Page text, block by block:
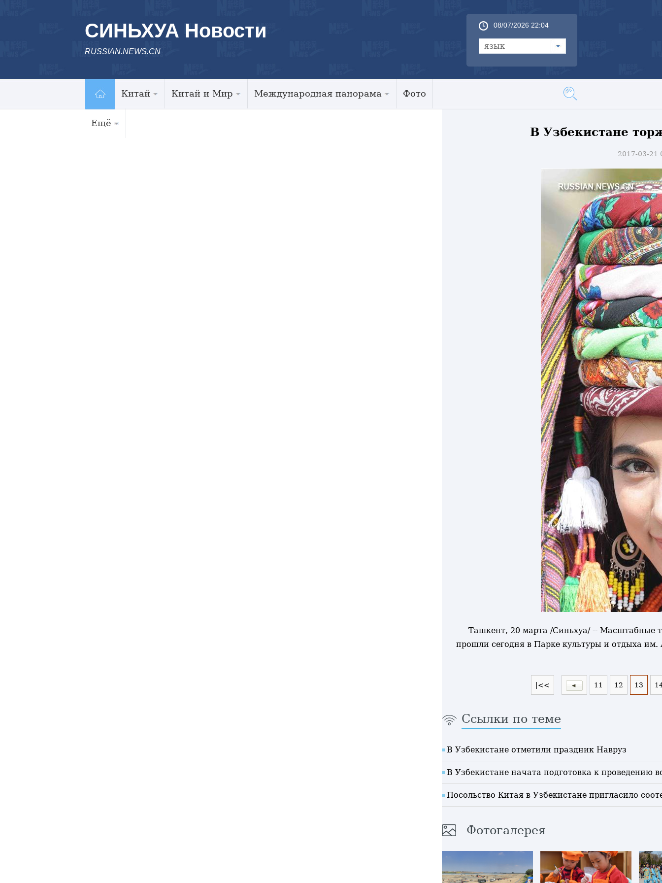
СИНЬХУА Новости
RUSSIAN.NEWS.CN
08/07/2026 22:04
язык
Китай Китай и Мир Международная панорама Фото
Ещё
В Узбекистане
2017-03-21
Ташкент, 20 марта /Синьхуа/ -- Масштабные
прошли сегодня в Парке культуры и отдыха
|<< 11 12 13
Ссылки по теме
В Узбекистане отметили праздник Навруз
В Узбекистане начата подготовка к проведению
Посольство Китая в Узбекистане пригласило
Фотогалерея